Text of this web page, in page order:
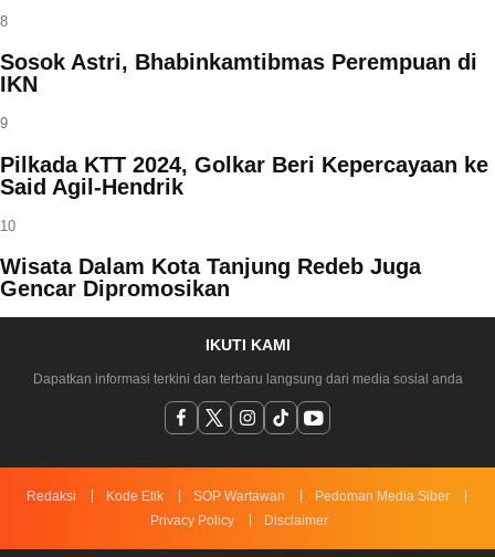
8
Sosok Astri, Bhabinkamtibmas Perempuan di
IKN
9
Pilkada KTT 2024, Golkar Beri Kepercayaan ke
Said Agil-Hendrik
10
Wisata Dalam Kota Tanjung Redeb Juga
Gencar Dipromosikan
IKUTI KAMI
Dapatkan informasi terkini dan terbaru langsung dari media sosial anda
Redaksi Kode Etik SOP Wartawan
Pedoman Media Siber
Privacy Policy
Disclaimer